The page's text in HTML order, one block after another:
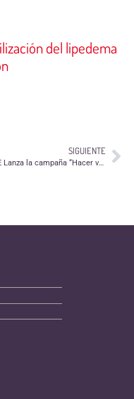
del lipedema
SIGUIENTE
La PVE Lanza la campaña “Hacer voluntariado es cuidar el mundo”